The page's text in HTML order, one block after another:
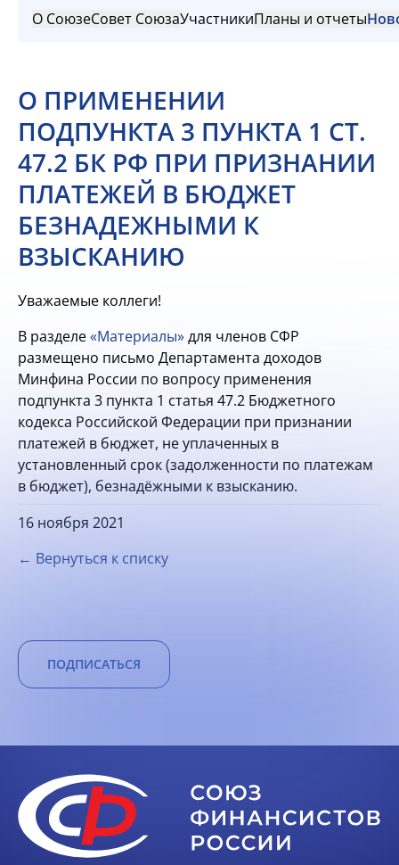
О СоюзеСовет СоюзаУчастникиПланы и отчеты
О ПРИМЕНЕНИИ
ПОДПУНКТА 3 ПУНКТА 1 СТ.
47.2 БК РФ ПРИ ПРИЗНАНИИ
ПЛАТЕЖЕЙ В БЮДЖЕТ
БЕЗНАДЕЖНЫМИ К
ВЗЫСКАНИЮ
Уважаемые коллеги!
В разделе«Материалы»для членов СФР
размещено письмо Департамента доходов
Минфина России по вопросу применения
подпункта 3 пункта 1 статья 47.2 Бюджетного
кодекса Российской Федерации при признании
платежей в бюджет, не уплаченных в
установленный срок (задолженности по платежам
в бюджет), безнадёжными к взысканию.
16 ноября 2021
← Вернуться к списку
ПОДПИСАТЬСЯ